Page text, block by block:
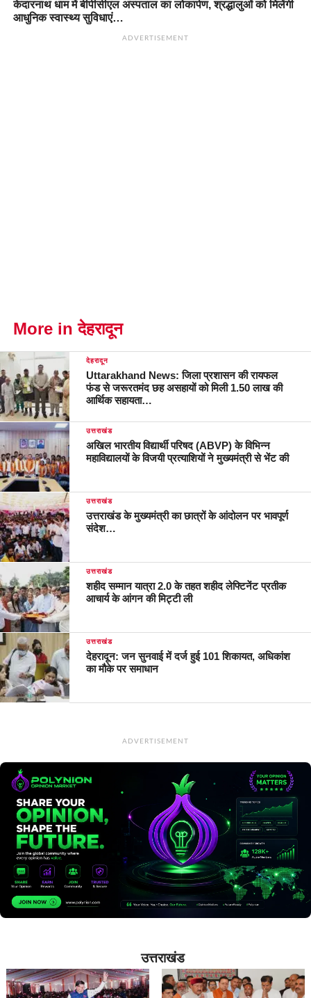
केदारनाथ धाम में बीपीसीएल अस्पताल का लोकार्पण, श्रद्धालुओं को मिलेंगी
आधुनिक स्वास्थ्य सुविधाएं…
ADVERTISEMENT
More in देहरादून
देहरादून
Uttarakhand News: जिला प्रशासन की रायफल
फंड से जरूरतमंद छह असहायों को मिली 1.50 लाख की
आर्थिक सहायता…
उत्तराखंड
अखिल भारतीय विद्यार्थी परिषद (ABVP) के विभिन्न
महाविद्यालयों के विजयी प्रत्याशियों ने मुख्यमंत्री से भेंट की
उत्तराखंड
उत्तराखंड के मुख्यमंत्री का छात्रों के आंदोलन पर भावपूर्ण
संदेश…
उत्तराखंड
शहीद सम्मान यात्रा 2.0 के तहत शहीद लेफ्टिनेंट प्रतीक
आचार्य के आंगन की मिट्टी ली
उत्तराखंड
देहरादून: जन सुनवाई में दर्ज हुई 101 शिकायत, अधिकांश
का मौके पर समाधान
ADVERTISEMENT
उत्तराखंड